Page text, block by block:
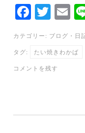
Fa
ce
bo
ok
T
wi
tte
r
E
m
カテゴリー: ブログ ・ 日
タグ: たい焼きわかば
コメントを残す